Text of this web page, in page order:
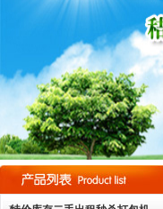
dddddddddddd